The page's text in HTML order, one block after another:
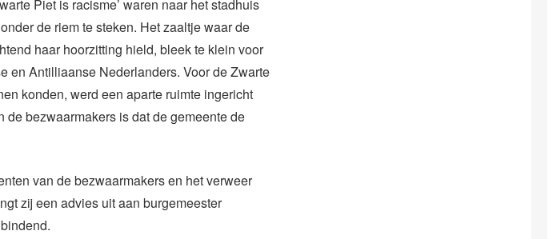
Piet is racisme’ waren naar het stadhuis
de riem te steken. Het zaaltje waar de
haar hoorzitting hield, bleek te klein voor
en Antilliaanse Nederlanders. Voor de Zwarte
konden, werd een aparte ruimte ingericht
bezwaarmakers is dat de gemeente de
van de bezwaarmakers en het verweer
zij een advies uit aan burgemeester